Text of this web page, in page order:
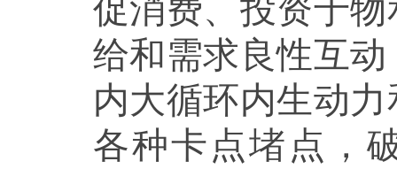
促消费、投资于
给和需求良性互
内大循环内生动
各种卡点堵点，